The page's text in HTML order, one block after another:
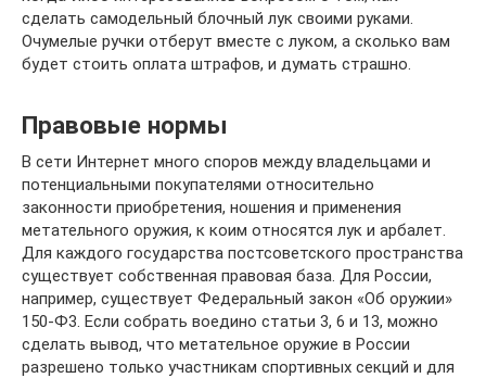
сделать самодельный блочный лук своими руками.
Очумелые ручки отберут вместе с луком, а сколько вам
будет стоить оплата штрафов, и думать страшно.
Правовые нормы
В сети Интернет много споров между владельцами и
потенциальными покупателями относительно
законности приобретения, ношения и применения
метательного оружия, к коим относятся лук и арбалет.
Для каждого государства постсоветского пространства
существует собственная правовая база. Для России,
например, существует Федеральный закон «Об оружии»
150-Ф3. Если собрать воедино статьи 3, 6 и 13, можно
сделать вывод, что метательное оружие в России
разрешено только участникам спортивных секций и для